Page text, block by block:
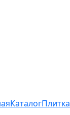
КаталогПлитка